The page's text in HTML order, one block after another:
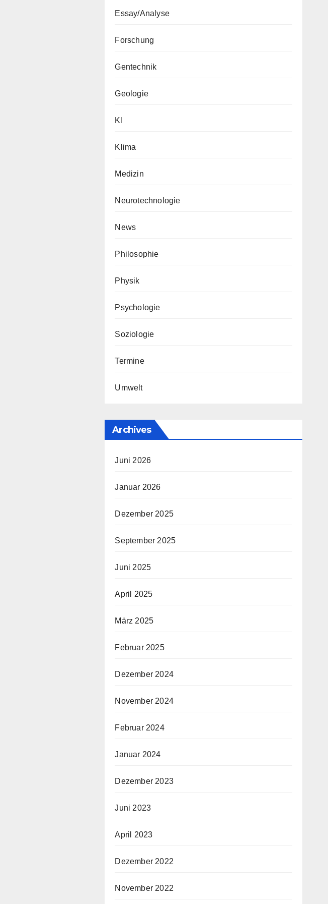
Essay/Analyse
Forschung
Gentechnik
Geologie
KI
Klima
Medizin
Neurotechnologie
News
Philosophie
Physik
Psychologie
Soziologie
Termine
Umwelt
Archives
Juni 2026
Januar 2026
Dezember 2025
September 2025
Juni 2025
April 2025
März 2025
Februar 2025
Dezember 2024
November 2024
Februar 2024
Januar 2024
Dezember 2023
Juni 2023
April 2023
Dezember 2022
November 2022